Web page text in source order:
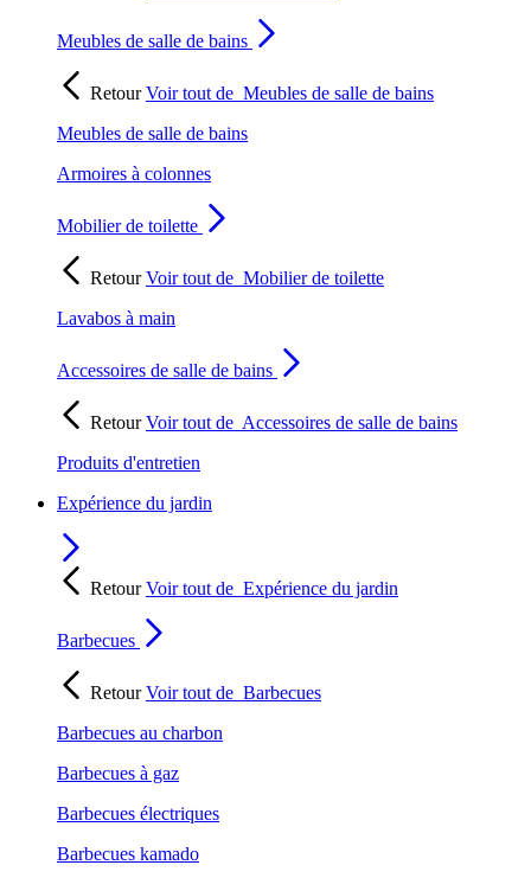
Meubles de salle de bains
RetourVoir tout de Meubles de salle de bains
Meubles de salle de bains
Armoires à colonnes
Mobilier de toilette
RetourVoir tout de Mobilier de toilette
Lavabos à main
Accessoires de salle de bains
RetourVoir tout de Accessoires de salle de bains
Produits d'entretien
Expérience du jardin
RetourVoir tout de Expérience du jardin
Barbecues
RetourVoir tout de Barbecues
Barbecues au charbon
Barbecues à gaz
Barbecues électriques
Barbecues kamado